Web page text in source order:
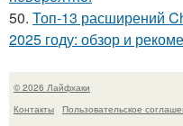
50. Топ-13 расширений
2025 году: обзор и
© 2026 Лайфхаки
Контакты
Пользовательское